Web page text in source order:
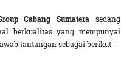
Cabang Sumaterasedang
berkualitas yang mempunyai
tantangan sebagai berikut :